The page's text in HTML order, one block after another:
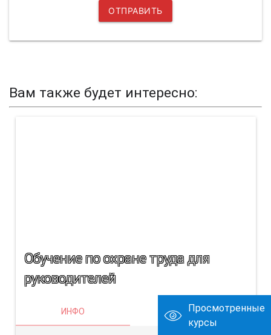
Вам также будет интересно:
Обучение по охране труда для
руководителей
ИНФО О КУРСЕ
Просмотренные
курсы